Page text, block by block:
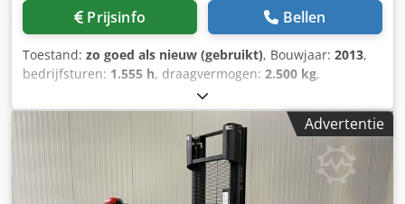
Prijsinfo Bellen
Toestand: zo goed als nieuw (gebruikt), Bouwjaar: 2013,
bedrijfsturen: 1.555 h, draagvermogen: 2.500 kg,
, Manufacturer + model:BT LWE
250 * EX * Pyroban - 3G / Zone 2 Csdpezq T Tpofx Adhsrf
ID:24031.0028 Cat.: Used Forks:800 x 540 mm
Capacity:2500 kg Year:2013 Hours:1555 hours Capacity:
Complete NEW * 24v / 260ah ( 4PzB ) * Bj 2024 Options:*
EX * Atex - Pyroban !!!! Systeem = S6000 E Gasgroep = IIB
Advertentie